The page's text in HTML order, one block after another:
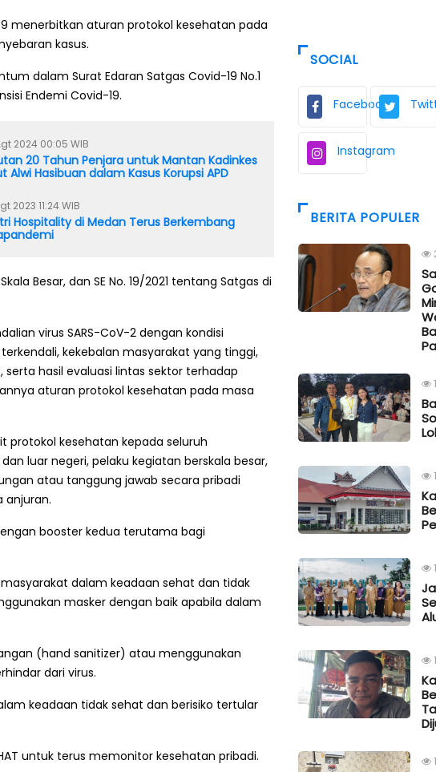
menerbitkan aturan protokol kesehatan pada
kasus.
dalam Surat Edaran Satgas Covid-19 No.1
Endemi Covid-19.
2024 00:05 WIB
20 Tahun Penjara untuk Mantan Kadinkes
Alwi Hasibuan dalam Kasus Korupsi APD
2023 11:24 WIB
Hospitality di Medan Terus Berkembang
Besar, dan SE No. 19/2021 tentang Satgas di
virus SARS-CoV-2 dengan kondisi
kekebalan masyarakat yang tinggi,
hasil evaluasi lintas sektor terhadap
aturan protokol kesehatan pada masa
kesehatan kepada seluruh
luar negeri, pelaku kegiatan berskala besar,
atau tanggung jawab secara pribadi
anjuran.
booster kedua terutama bagi
dalam keadaan sehat dan tidak
masker dengan baik apabila dalam
(hand sanitizer) atau menggunakan
dari virus.
keadaan tidak sehat dan berisiko tertular
untuk terus memonitor kesehatan pribadi.
SOCIAL
Facebook
Instagram
BERITA POPULER